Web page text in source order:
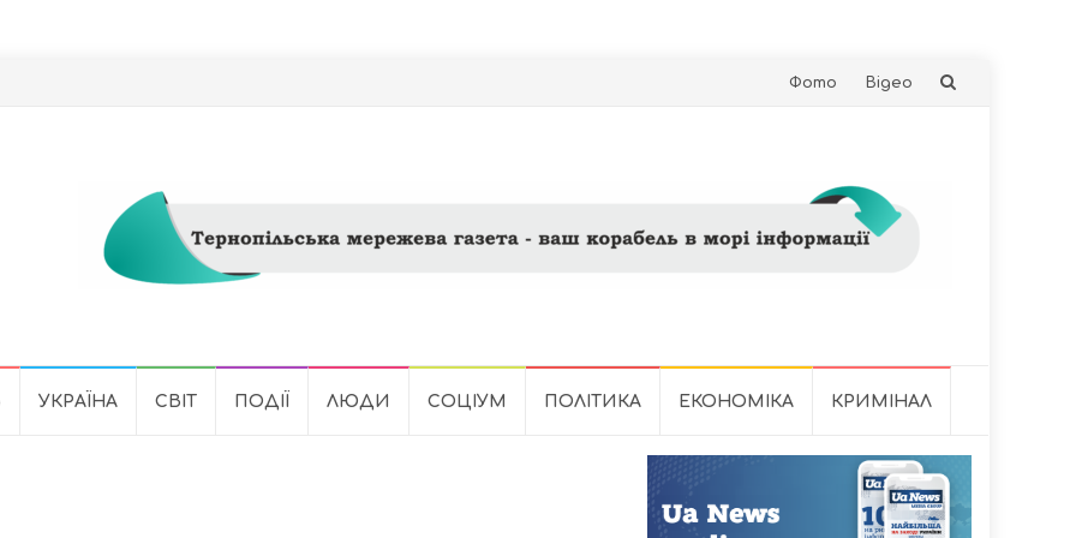
Skip
Фото Відео
УКРАЇНА СВІТ ПОДІЇ ЛЮДИ СОЦІУМ ПОЛІТИКА ЕКОНОМІКА КРИМІНАЛ